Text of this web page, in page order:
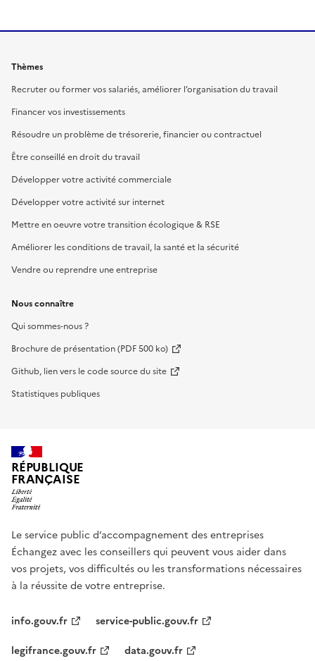
Thèmes
Recruter ou former vos salariés, améliorer l’organisation du travail
Financer vos investissements
Résoudre un problème de trésorerie, financier ou contractuel
Être conseillé en droit du travail
Développer votre activité commerciale
Développer votre activité sur internet
Mettre en oeuvre votre transition écologique & RSE
Améliorer les conditions de travail, la santé et la sécurité
Vendre ou reprendre une entreprise
Nous connaître
Qui sommes-nous ?
Brochure de présentation (PDF 500 ko)
Github, lien vers le code source du site
Statistiques publiques
RÉPUBLIQUE
FRANÇAISE
Le service public d’accompagnement des entreprises
Échangez avec les conseillers qui peuvent vous aider dans
vos projets, vos difficultés ou les transformations nécessaires
à la réussite de votre entreprise.
info.gouv.fr
service-public.gouv.fr
legifrance.gouv.fr
data.gouv.fr